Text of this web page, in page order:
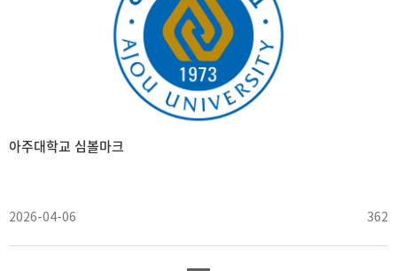
아주대학교 심볼마크
2026-04-06 362